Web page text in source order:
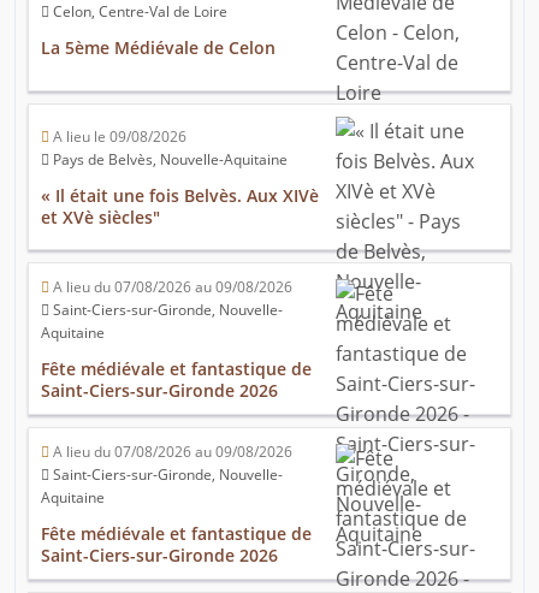
Celon, Centre-Val de Loire
La 5ème Médiévale de Celon
A lieu le 09/08/2026
Pays de Belvès, Nouvelle-Aquitaine
« Il était une fois Belvès. Aux XIVè
et XVè siècles"
A lieu du 07/08/2026 au 09/08/2026
Saint-Ciers-sur-Gironde, Nouvelle-
Aquitaine
Fête médiévale et fantastique de
Saint-Ciers-sur-Gironde 2026
A lieu du 07/08/2026 au 09/08/2026
Saint-Ciers-sur-Gironde, Nouvelle-
Aquitaine
Fête médiévale et fantastique de
Saint-Ciers-sur-Gironde 2026